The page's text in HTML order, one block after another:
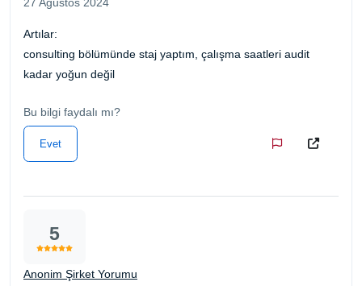
Artılar:
consulting bölümünde staj yaptım, çalışma saatleri audit
kadar yoğun değil
Bu bilgi faydalı mı?
Evet
5
Anonim Şirket Yorumu